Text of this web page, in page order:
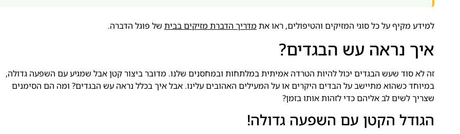
למידע מקיף על כל סוגי המזיקים והטיפולים, ראו את מדריך הדברת מזיקים בבית של פוגל הדברה.
איך נראה עש הבגדים?
זה לא סוד שעש הבגדים יכול להיות הטרדה אמיתית במלתחות ובמחסנים שלנו. מדובר ביצור קטן אבל שמגיע עם השפעה גדולה,
במיוחד כשהוא מתיישב על הבדים היקרים או על המעילים האהובים עלינו. אבל איך בכלל נראה עש הבגדים? ומה הם הסימנים
שצריך לשים לב אליהם כדי לזהות אותו בזמן?
הגודל הקטן עם השפעה גדולה!